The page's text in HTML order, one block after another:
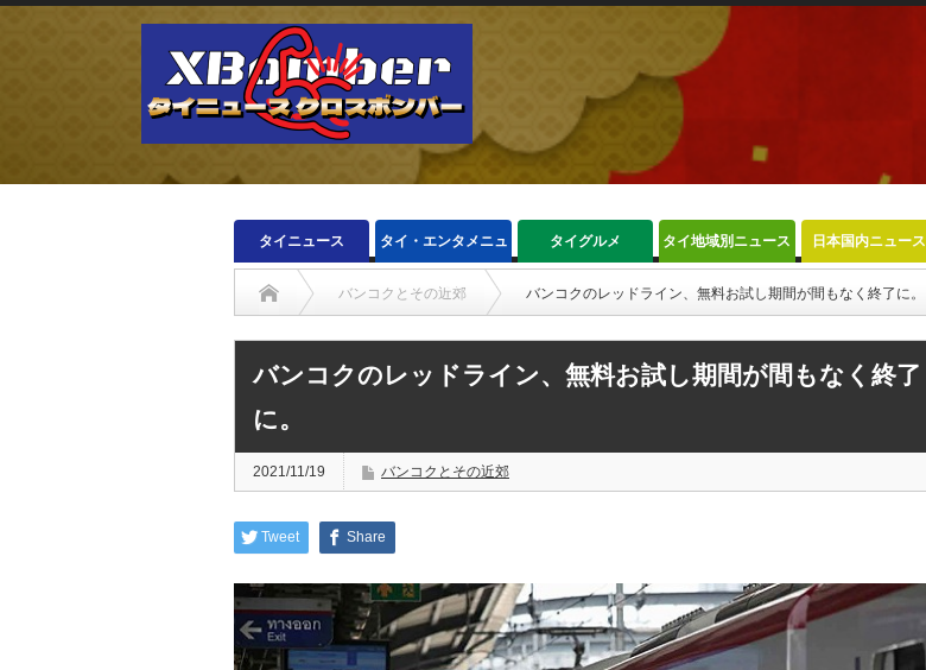
タイニュース タイ・エンタメニュ
ース
タイグルメ タイ地域別ニュース 日本国内ニュース
バンコクとその近郊 バンコクのレッドライン、無料お試し期間が間もなく終了に。
バンコクのレッドライン、無料お試し期間が間もなく終了
に。
2021/11/19 バンコクとその近郊
Tweet Share